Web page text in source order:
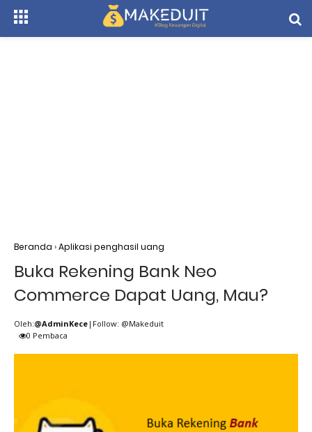
Beranda ›Aplikasi penghasil uang
Buka Rekening Bank Neo
Commerce Dapat Uang, Mau?
Oleh:@AdminKece |Follow: @Makeduit
0 Pembaca